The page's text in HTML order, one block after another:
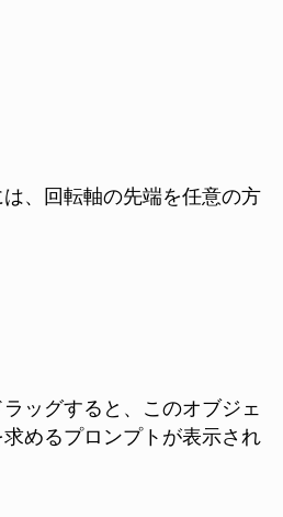
、回転軸の先端を任意の方
ッグすると、このオブジェ
めるプロンプトが表示され